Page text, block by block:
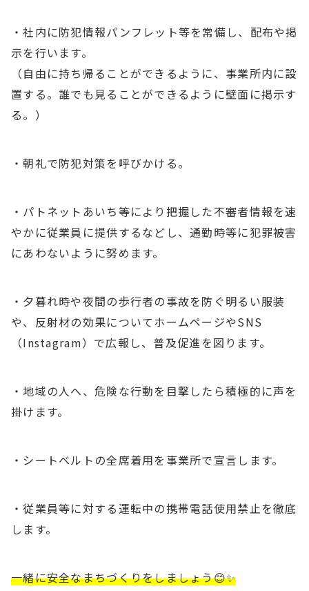
・社内に防犯情報パンフレット等を常備し、配布や掲
示を行います。
（自由に持ち帰ることができるように、事業所内に設
置する。誰でも見ることができるように壁面に掲示す
る。）
・朝礼で防犯対策を呼びかける。
・パトネットあいち等により把握した不審者情報を速
やかに従業員に提供するなどし、通勤時等に犯罪被害
にあわないように努めます。
・夕暮れ時や夜間の歩行者の事故を防ぐ明るい服装
や、反射材の効果についてホームページやSNS
（Instagram）で広報し、普及促進を図ります。
・地域の人へ、危険な行動を目撃したら積極的に声を
掛けます。
・シートベルトの全席着用を事業所で宣言します。
・従業員等に対する運転中の携帯電話使用禁止を徹底
します。
一緒に安全なまちづくりをしましょう😊✨